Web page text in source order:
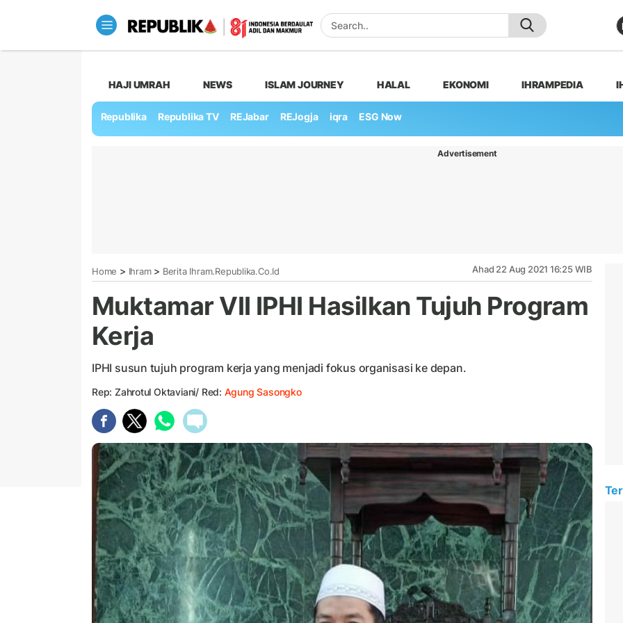
HAJI UMRAH NEWS ISLAM JOURNEY HALAL EKONOMI IHRAMPEDIA
Republika Republika TV REJabar REJogja iqra ESG Now
Advertisement
Home > Ihram> Berita Ihram.republika.co.id Ahad 22 Aug 2021 16:25 WIB
Muktamar VII IPHI Hasilkan Tujuh Program
Kerja
IPHI susun tujuh program kerja yang menjadi fokus organisasi ke depan.
Rep: Zahrotul Oktaviani/ Red: Agung Sasongko